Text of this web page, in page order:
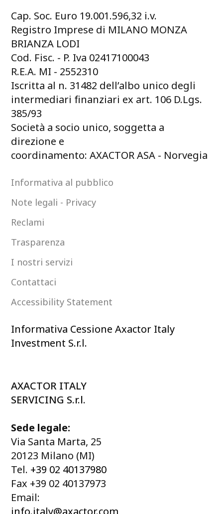
Cap. Soc. Euro 19.001.596,32 i.v.
Registro Imprese di MILANO MONZA
BRIANZA LODI
Cod. Fisc. - P. Iva 02417100043
R.E.A. MI - 2552310
Iscritta al n. 31482 dell’albo unico degli
intermediari finanziari ex art. 106 D.Lgs.
385/93
Società a socio unico, soggetta a
direzione e
coordinamento: AXACTOR ASA - Norvegia
Informativa al pubblico
Note legali - Privacy
Reclami
Trasparenza
I nostri servizi
Contattaci
Accessibility Statement
Informativa Cessione Axactor Italy
Investment S.r.l.
AXACTOR ITALY
SERVICING S.r.l.
Sede legale:
Via Santa Marta, 25
20123 Milano (MI)
Tel. +39 02 40137980
Fax +39 02 40137973
Email:
info.italy@axactor.com